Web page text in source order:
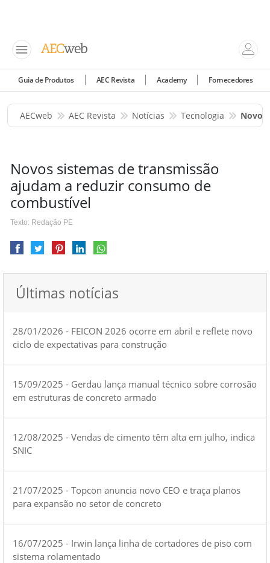
Guia de Produtos AEC Revista Academy Fornecedores
AECweb AEC Revista Notícias Tecnologia Novos
Novos sistemas de transmissão
ajudam a reduzir consumo de
combustível
Texto: Redação PE
Últimas notícias
28/01/2026 - FEICON 2026 ocorre em abril e reflete novo
ciclo de expectativas para construção
15/09/2025 - Gerdau lança manual técnico sobre corrosão
em estruturas de concreto armado
12/08/2025 - Vendas de cimento têm alta em julho, indica
SNIC
21/07/2025 - Topcon anuncia novo CEO e traça planos
para expansão no setor de concreto
16/07/2025 - Irwin lança linha de cortadores de piso com
sistema rolamentado